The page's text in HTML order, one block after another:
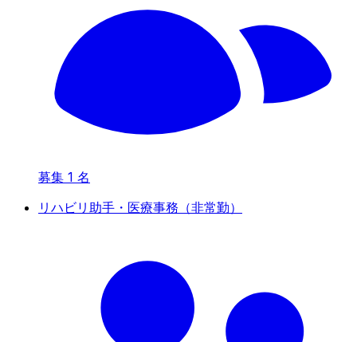
募集 1 名
リハビリ助手・医療事務（非常勤）